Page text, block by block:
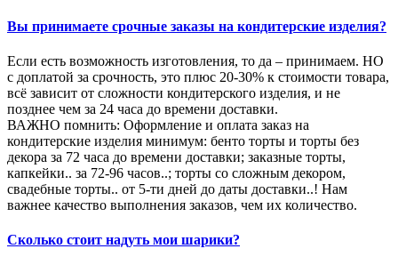
Вы принимаете срочные заказы на кондитерские изделия?
Если есть возможность изготовления, то да – принимаем. НО
с доплатой за срочность, это плюс 20-30% к стоимости товара,
всё зависит от сложности кондитерского изделия, и не
позднее чем за 24 часа до времени доставки.
ВАЖНО помнить: Оформление и оплата заказ на
кондитерские изделия минимум: бенто торты и торты без
декора за 72 часа до времени доставки; заказные торты,
капкейки.. за 72-96 часов..; торты со сложным декором,
свадебные торты.. от 5-ти дней до даты доставки..! Нам
важнее качество выполнения заказов, чем их количество.
Сколько стоит надуть мои шарики?